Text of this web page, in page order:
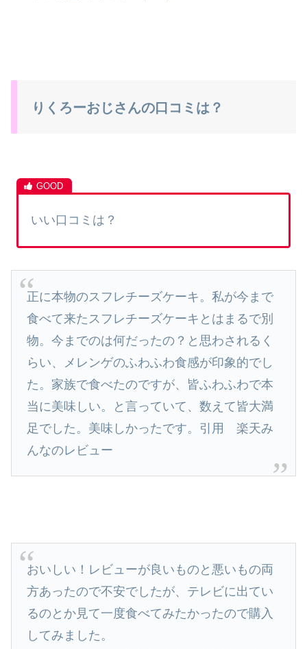
りくろーおじさんの口コミは？
いい口コミは？
正に本物のスフレチーズケーキ。私が今まで
食べて来たスフレチーズケーキとはまるで別
物。今までのは何だったの？と思わされるく
らい、メレンゲのふわふわ食感が印象的でし
た。家族で食べたのですが、皆ふわふわで本
当に美味しい。と言っていて、数えて皆大満
足でした。美味しかったです。引用 楽天み
んなのレビュー
おいしい！レビューが良いものと悪いもの両
方あったので不安でしたが、テレビに出てい
るのとか見て一度食べてみたかったので購入
してみました。